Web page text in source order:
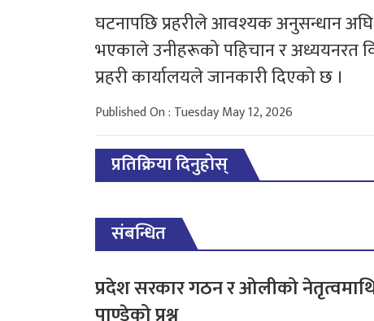
घटनापछि प्रहरीले आवश्यक अनुसन्धान
भएकाले उनीहरूको पहिचान र अध्ययनरत
प्रहरी कार्यालयले जानकारी दिएको छ ।
Published On : Tuesday May 12, 2026
प्रतिक्रिया दिनुहोस्
संबन्धित
प्रदेश सरकार गठन र ओलीको